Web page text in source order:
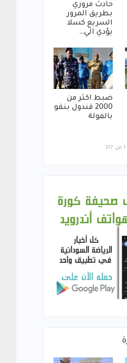
حادث مروري
بطريق المرور
السريع كسلا
يؤدي الي…
ضبط اكثر من
2000 قندول بنقو
بالفولة
1 من 377